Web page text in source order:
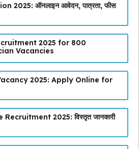
2025: ऑनलाइन आवेदन, पात्रता, फीस
2025 for 800
Vacancies
2025: Apply Online for
2025: विस्तृत जानकारी